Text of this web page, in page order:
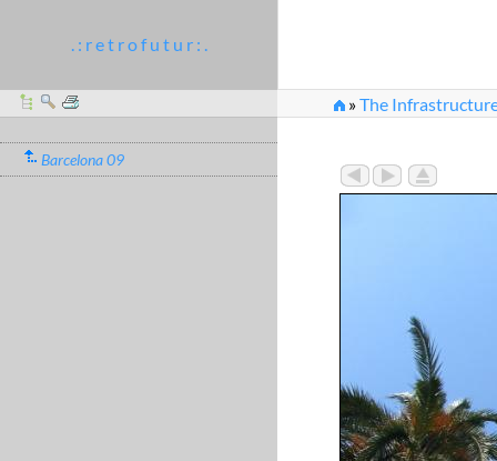
. : r e t r o f u t u r : .
»The
Barcelona 09